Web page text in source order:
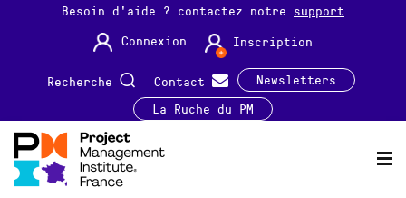
Besoin d'aide ? contactez notre support
Connexion
Inscription
Recherche Contact
Newsletters
La Ruche du PM